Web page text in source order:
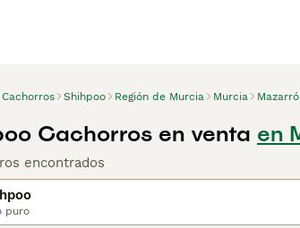
Cachorros Shihpoo Región de Murcia Murcia
Cachorros en venta en
encontrados
puro